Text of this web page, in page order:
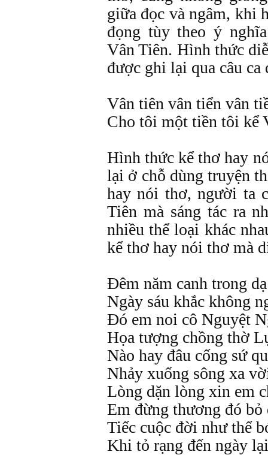
giữa đọc và ngâm, khi
đọng tùy theo ý
Vân Tiên. Hình thức
được ghi lại qua câu ca
Vân tiên vân tiển vân
Cho tôi một tiền tôi kể
Hình thức kể thơ hay
lại ở chỗ dùng truyện
hay nói thơ, người ta
Tiên mà sáng tác ra
nhiều thể loại khác
kể thơ hay nói thơ mà
Đêm năm canh trong
Ngày sáu khắc không
Đó em noi cô Nguyệt
Họa tượng chồng thờ
Nào hay đâu cống sứ
Nhảy xuống sông xa
Lòng dặn lòng xin em
Em đừng thương đó bỏ
Tiếc cuộc đời như thể
Khi tỏ rạng đến ngày